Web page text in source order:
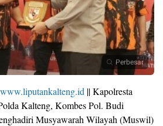
Perbesar
www.liputankalteng.id || Kapolresta
Kalteng, Kombes Pol. Budi
Musyawarah Wilayah (Muswil)